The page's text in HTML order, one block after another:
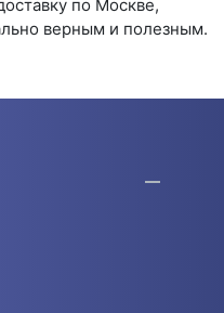
по Москве,
верным и полезным.